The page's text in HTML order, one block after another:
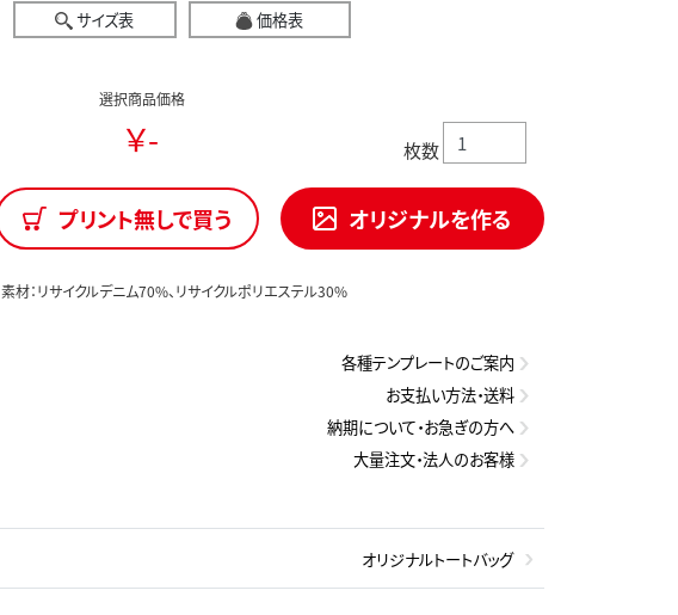
サイズ表 価格表
選択商品価格
￥- 枚数
プリント無しで買う オリジナルを作る
素材：リサイクルデニム70%、リサイクルポリエステル30%
各種テンプレートのご案内
お支払い方法・送料
納期について・お急ぎの方へ
大量注文・法人のお客様
オリジナルトートバッグ